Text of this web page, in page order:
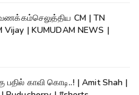
CM | TN
Vijay | KUMUDAM NEWS |
பதில் காவி கொடி..! | Amit Shah |